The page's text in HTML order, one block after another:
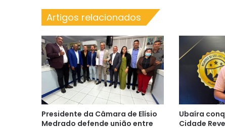
Artigos relacionados
Presidente da Câmara de Elísio
Medrado defende união entre
Ubaíra
Cidade